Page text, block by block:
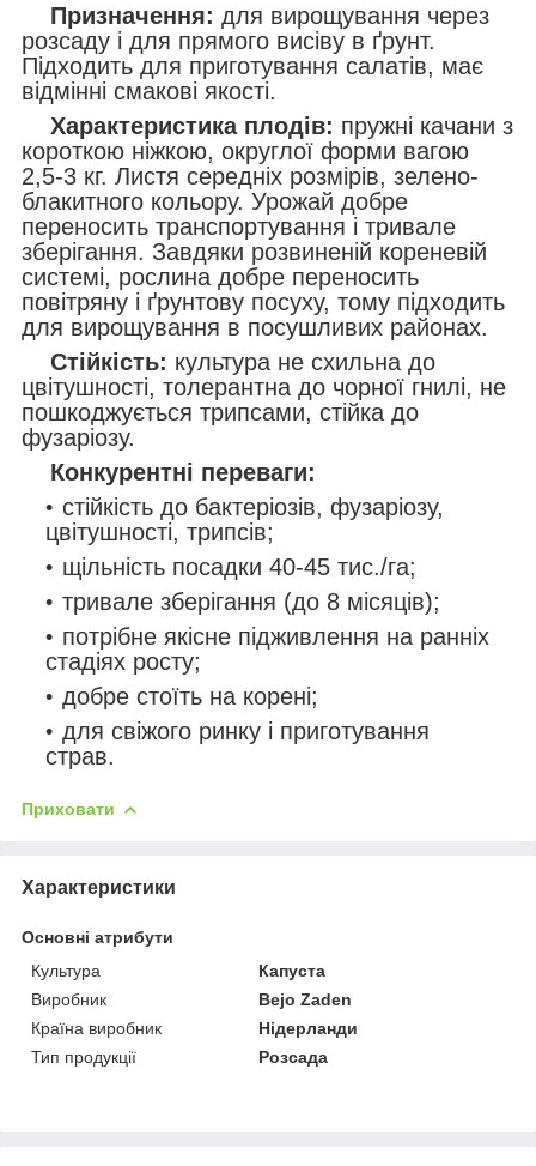
Призначення: для вирощування через
розсаду і для прямого висіву в ґрунт.
Підходить для приготування салатів, має
відмінні смакові якості.
Характеристика плодів: пружні качани з
короткою ніжкою, округлої форми вагою
2,5-3 кг. Листя середніх розмірів, зелено-
блакитного кольору. Урожай добре
переносить транспортування і тривале
зберігання. Завдяки розвиненій кореневій
системі, рослина добре переносить
повітряну і ґрунтову посуху, тому підходить
для вирощування в посушливих районах.
Стійкість: культура не схильна до
цвітушності, толерантна до чорної гнилі, не
пошкоджується трипсами, стійка до
фузаріозу.
Конкурентні переваги:
стійкість до бактеріозів, фузаріозу,
цвітушності, трипсів;
щільність посадки 40-45 тис./га;
тривале зберігання (до 8 місяців);
потрібне якісне підживлення на ранніх
стадіях росту;
добре стоїть на корені;
для свіжого ринку і приготування
страв.
Приховати
Характеристики
Основні атрибути
Культура
Капуста
Виробник
Bejo Zaden
Країна виробник
Нідерланди
Тип продукції
Розсада